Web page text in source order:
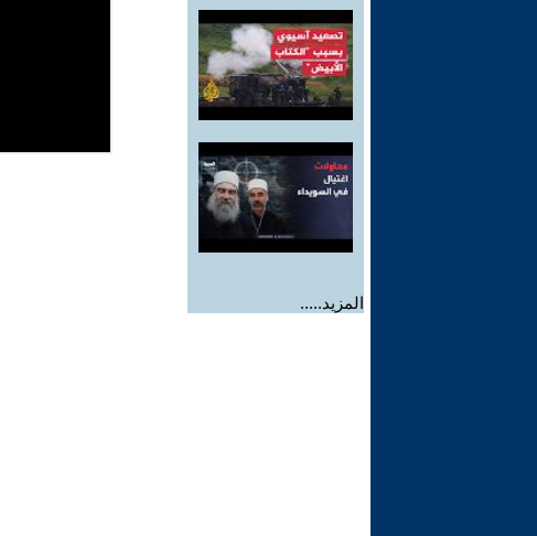
المزيد.....